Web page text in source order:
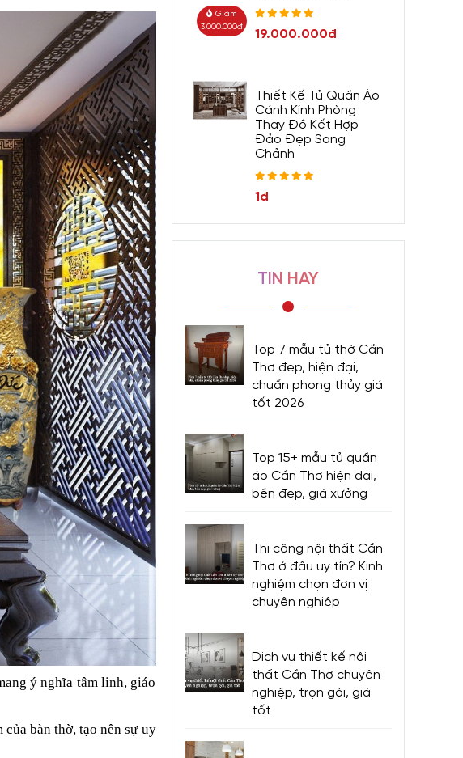
ý nghĩa tâm linh, giáo
bàn thờ, tạo nên sự uy
Giảm
3.000.000đ
19.000.000đ
Thiết Kế Tủ Quần Áo
Cánh Kính Phòng
Thay Đồ Kết Hợp
Đảo Đẹp Sang
Chảnh
1đ
TIN HAY
Top 7 mẫu tủ thờ Cần
Thơ đẹp, hiện đại,
chuẩn phong thủy giá
tốt 2026
Top 15+ mẫu tủ quần
áo Cần Thơ hiện đại,
bền đẹp, giá xưởng
Thi công nội thất Cần
Thơ ở đâu uy tín? Kinh
nghiệm chọn đơn vị
chuyên nghiệp
Dịch vụ thiết kế nội
thất Cần Thơ chuyên
nghiệp, trọn gói, giá
tốt